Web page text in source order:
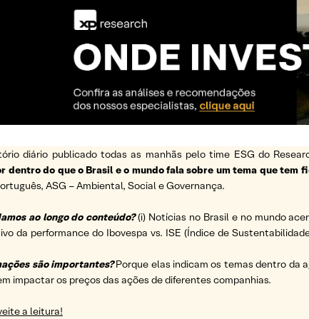
diário publicado todas as manhãs pelo time ESG do
dentro do que o Brasil e o mundo fala sobre um tema que tem
ASG – Ambiental, Social e Governança.
ao longo do conteúdo? (i) Notícias no Brasil e no mundo
da performance do Ibovespa vs. ISE (Índice de
são importantes?Porque elas indicam os temas dentro da
impactar os preços das ações de diferentes companhias.
a leitura!